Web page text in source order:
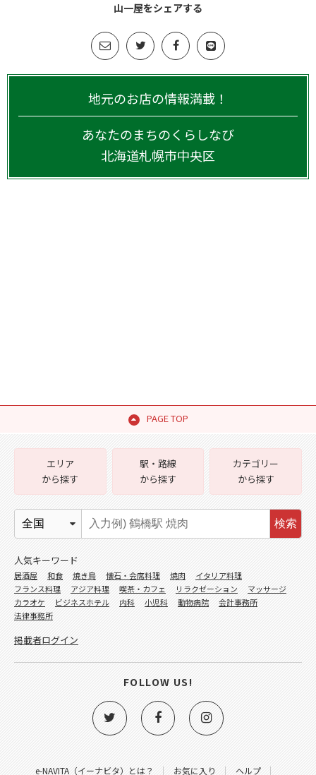
山一屋をシェアする
地元のお店の情報満載！
あなたのまちのくらしなび
北海道札幌市中央区
PAGE TOP
e-NAVITA（イーナビタ）とは？ お気に入り ヘルプ
エリア
から探す
駅・路線
から探す
カテゴリー
から探す
検索
人気キーワード
居酒屋 和食 焼き鳥 懐石・会席料理 焼肉
イタリア料理
フランス料理
アジア料理 喫茶・カフェ リラクゼーション
マッサージ
カラオケ
ビジネスホテル 内科 小児科 動物病院
会計事務所
法律事務所
掲載者ログイン
FOLLOW US!